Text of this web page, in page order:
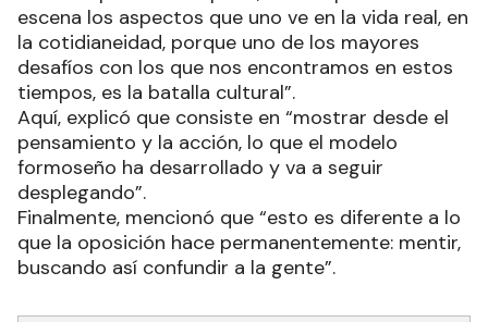
escena los aspectos que uno ve en la vida real, en
la cotidianeidad, porque uno de los mayores
desafíos con los que nos encontramos en estos
tiempos, es la batalla cultural”.
Aquí, explicó que consiste en “mostrar desde el
pensamiento y la acción, lo que el modelo
formoseño ha desarrollado y va a seguir
desplegando”.
Finalmente, mencionó que “esto es diferente a lo
que la oposición hace permanentemente: mentir,
buscando así confundir a la gente”.